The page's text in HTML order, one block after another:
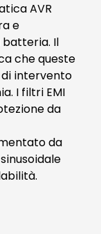
AVR
e
Il
che queste
di intervento
I filtri EMI
da
da